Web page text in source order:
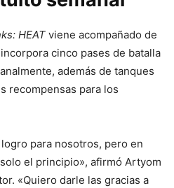
HEAT viene acompañado de
cinco pases de batalla
además de tanques
recompensas para los
logro para nosotros, pero en
el principio», afirmó Artyom
«Quiero darle las gracias a